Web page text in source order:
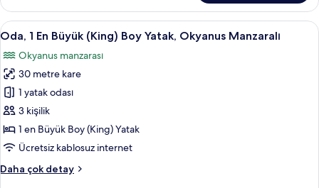
Büyük
(King)
Boy
hakkında
daha
fazla
detay
Oda,
1
En
Büyük
(King)
Boy
Yatak,
Okyanus
için
Odada kasa, masa, dizüstü bilgisayar
11
Oda, 1 En Büyük (King) Boy Yatak, Okyanus Manzaralı
Okyanus manzarası
30 metre kare
1 yatak odası
3 kişilik
1 en Büyük Boy (King) Yatak
Ücretsiz kablosuz internet
Daha çok detay
Oda,